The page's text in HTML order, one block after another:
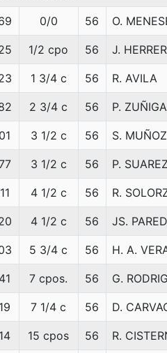
0/0 56 O.
1/2 cpo 56 J.
1 3/4 c 56 R. AVILA
2 3/4 c 56 P. ZUÑIGA
3 1/2 c 56 S. MUÑOZ
3 1/2 c 56 P. SUAREZ
4 1/2 c 56 R.
4 1/2 c 56 JS.
5 3/4 c 56 H. A.
7 cpos. 56 G.
7 1/4 c 56 D.
15 cpos 56 R.